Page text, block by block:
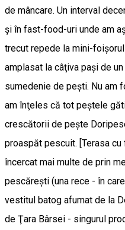
de mâncare. Un interval
şi în fast-food-uri unde am
trecut repede la mini-
amplasat la câţiva paşi de
sumedenie de peşti. Nu am
am înţeles că tot peştele
crescătorii de peşte
proaspăt pescuit. [Terasa
încercat mai multe de prin
pescăreşti (una rece - în
vestitul batog afumat de la
de Ţara Bârsei - singurul